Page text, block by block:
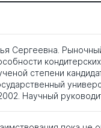
Сергеевна.
степени
Научный